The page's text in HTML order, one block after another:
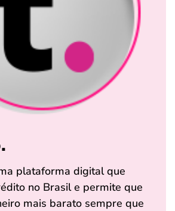
plataforma digital que
no Brasil e permite que
mais barato sempre que